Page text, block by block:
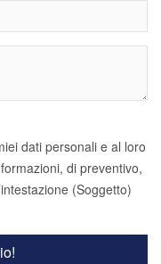
dati personali e al loro
di preventivo,
(Soggetto)